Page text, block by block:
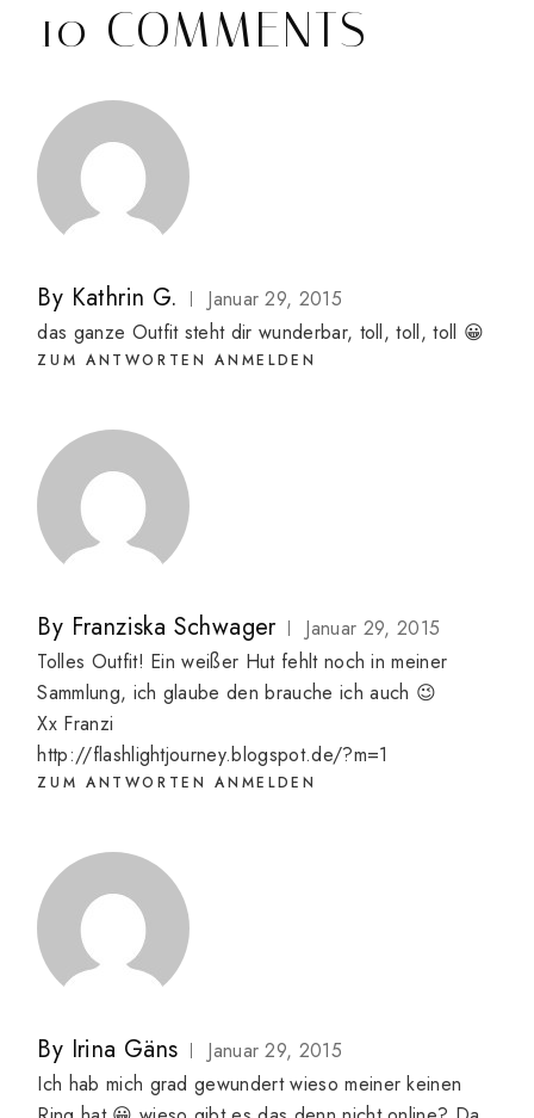
10 COMMENTS
By Kathrin G.
Januar 29, 2015
das ganze Outfit steht dir wunderbar, toll, toll, toll 😀
ZUM ANTWORTEN ANMELDEN
By Franziska Schwager
Januar 29, 2015
Tolles Outfit! Ein weißer Hut fehlt noch in meiner
Sammlung, ich glaube den brauche ich auch 😉
Xx Franzi
http://flashlightjourney.blogspot.de/?m=1
ZUM ANTWORTEN ANMELDEN
By Irina Gäns
Januar 29, 2015
Ich hab mich grad gewundert wieso meiner keinen